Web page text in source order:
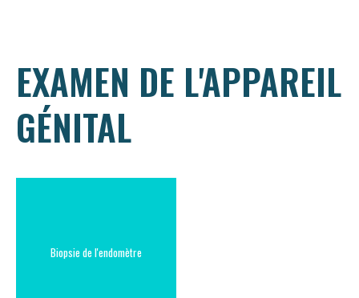
EXAMEN DE L'APPAREIL
GÉNITAL
Biopsie de l'endomètre